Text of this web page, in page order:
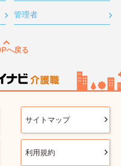
管理者
へ戻る
サイトマップ
利用規約